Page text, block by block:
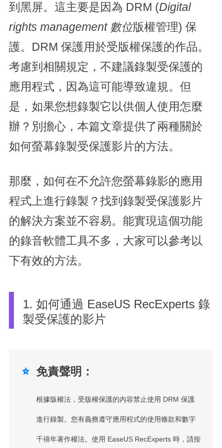
到黑屏。這主要是因為 DRM (Digital
rights management 數位版權管理) 保
護。DRM 保護用於受版權保護的作品。
考慮到相關規定，不建議錄製受保護的
應用程式，因為這可能導致違規。但
是，如果您想錄製它以供個人使用怎麼
辦？別擔心，本篇文章提供了兩種關於
如何螢幕錄製受保護影片的方法。
那麼，如何在不允許您螢幕錄影的應用
程式上進行錄製？找到錄製受保護影片
的解決方案並不容易。能實現這個功能
的錄音軟體工具不多，大家可以參考以
下有效的方法。
1. 如何通過 EaseUS RecExperts 錄
製受保護的影片
 免責聲明：
根據版權法，受版權保護的內容禁止使用 DRM 保護
進行錄製。您有義務遵守應用程式的使用條款和數字
千禧年著作權法。使用 EaseUS RecExperts 時，請按